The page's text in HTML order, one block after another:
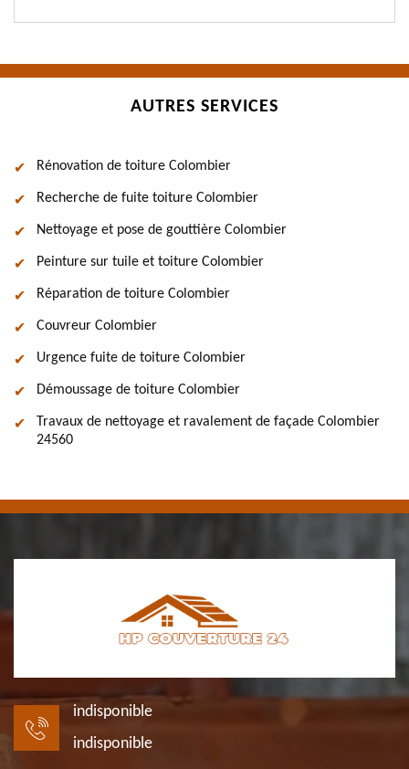
AUTRES SERVICES
Rénovation de toiture Colombier
Recherche de fuite toiture Colombier
Nettoyage et pose de gouttière Colombier
Peinture sur tuile et toiture Colombier
Réparation de toiture Colombier
Couvreur Colombier
Urgence fuite de toiture Colombier
Démoussage de toiture Colombier
Travaux de nettoyage et ravalement de façade Colombier
24560
indisponible
indisponible